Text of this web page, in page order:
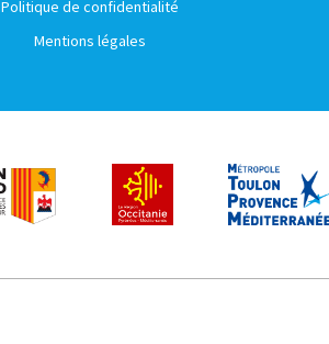
Politique de confidentialité
Mentions légales